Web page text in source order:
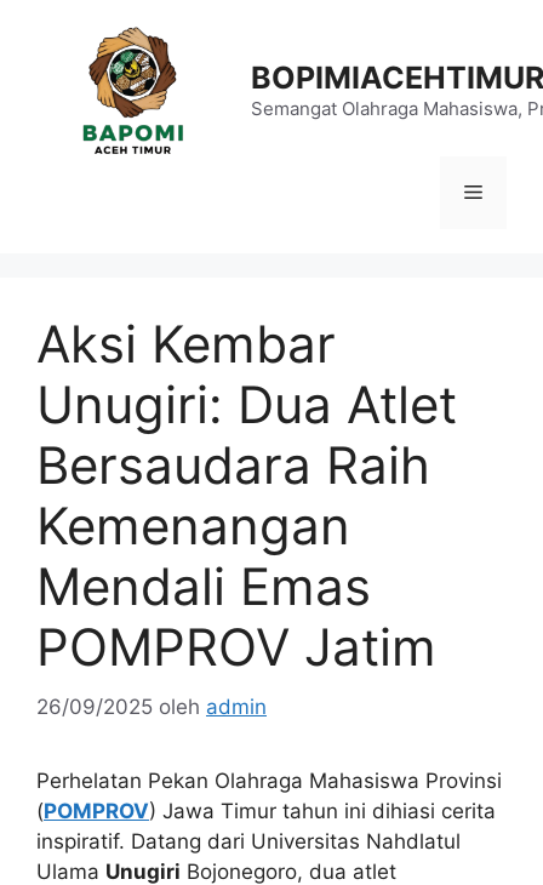
BOPIMIACEHTIMUR
Semangat Olahraga Mahasiswa,
Menu
Aksi Kembar
Unugiri: Dua Atlet
Bersaudara Raih
Kemenangan
Mendali Emas
POMPROV Jatim
26/09/2025 oleh admin
Perhelatan Pekan Olahraga Mahasiswa Provinsi
(POMPROV) Jawa Timur tahun ini dihiasi cerita
inspiratif. Datang dari Universitas Nahdlatul
Ulama Unugiri Bojonegoro, dua atlet